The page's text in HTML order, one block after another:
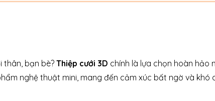
thân, bạn bè? Thiệp cưới 3D chính là lựa chọn hoàn hảo
nghệ thuật mini, mang đến cảm xúc bất ngờ và khó